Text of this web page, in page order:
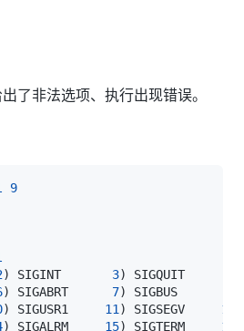
了非法选项、执行出现错误。
9
) SIGINT 3) SIGQUIT
) SIGABRT 7) SIGBUS
) SIGUSR1 11 ) SIGSEGV 12
) SIGALRM 15) SIGTERM 16